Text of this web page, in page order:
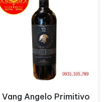
ha ở Haut-Médoc cung
ba của Dauzac:
vang thứ tư,
vào niên vụ 2013.
De
Xem nhanh
Vang Angelo Primitivo